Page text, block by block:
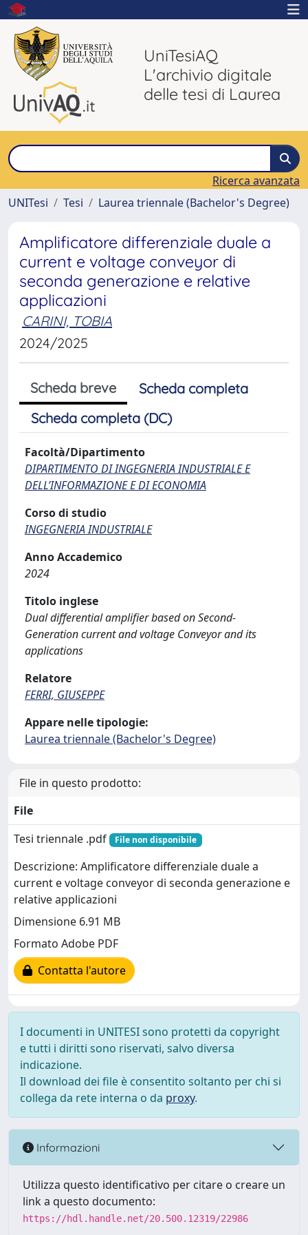
UniTesiAQ
L'archivio digitale
delle tesi di Laurea
Ricerca avanzata
UNITesi
Tesi Laurea triennale (Bachelor's Degree)
Amplificatore differenziale duale a
current e voltage conveyor di
seconda generazione e relative
applicazioni
CARINI, TOBIA
2024/2025
Scheda breve
Scheda completa
Scheda completa (DC)
Facoltà/Dipartimento
DIPARTIMENTO DI INGEGNERIA INDUSTRIALE E
DELL’INFORMAZIONE E DI ECONOMIA
Corso di studio
INGEGNERIA INDUSTRIALE
Anno Accademico
2024
Titolo inglese
Dual differential amplifier based on Second-
Generation current and voltage Conveyor and its
applications
Relatore
FERRI, GIUSEPPE
Appare nelle tipologie:
Laurea triennale (Bachelor's Degree)
File in questo prodotto:
File
Tesi triennale .pdf
File non disponibile
Descrizione: Amplificatore differenziale duale a
current e voltage conveyor di seconda generazione e
relative applicazioni
Dimensione 6.91 MB
Formato Adobe PDF
Contatta l'autore
I documenti in UNITESI sono protetti da copyright
e tutti i diritti sono riservati, salvo diversa
indicazione.
Il download dei file è consentito soltanto per chi si
collega da rete interna o da proxy.
Informazioni
Utilizza questo identificativo per citare o creare un
link a questo documento:
https://hdl.handle.net/20.500.12319/22986